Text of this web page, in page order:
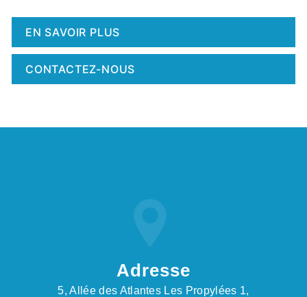
EN SAVOIR PLUS
CONTACTEZ-NOUS
Adresse
5, Allée des Atlantes Les Propylées 1,